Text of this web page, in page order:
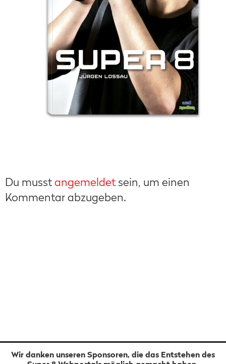
Du musstangemeldet sein, um einen
Kommentar abzugeben.
Wir danken unseren Sponsoren, die das Entstehen des